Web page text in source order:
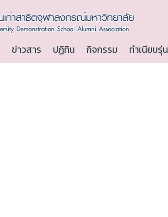
ข่าวสาร ปฏิทิน กิจกรรม ทำเนียบรุ่น